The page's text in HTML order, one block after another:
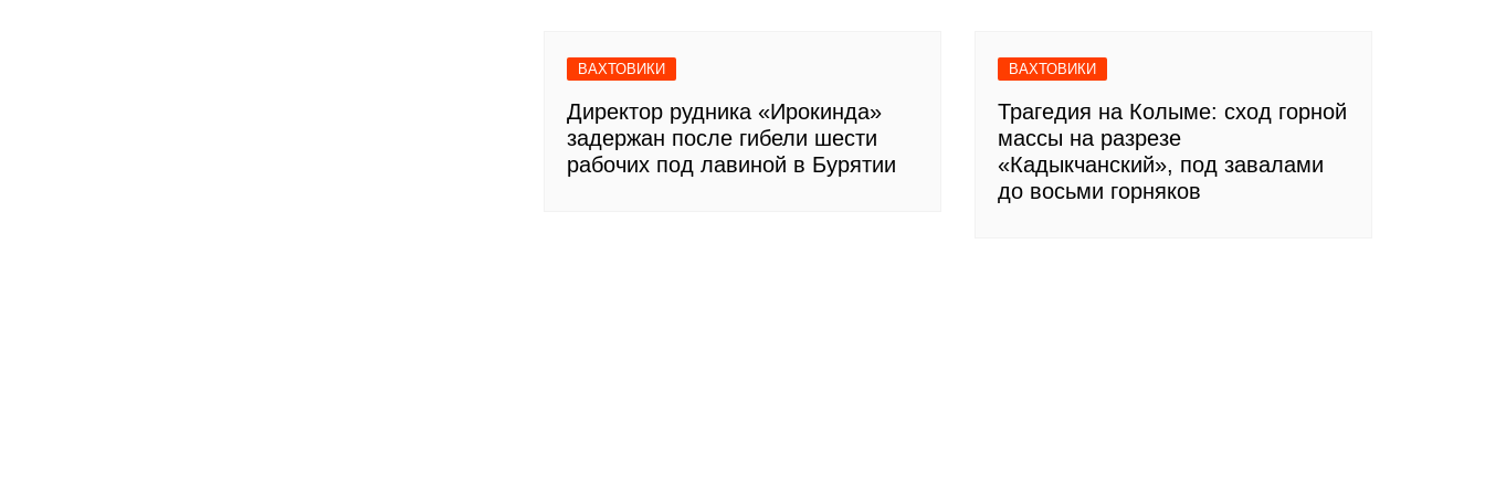
ВАХТОВИКИ
Директор рудника «Ирокинда»
задержан после гибели шести
рабочих под лавиной в Бурятии
ВАХТОВИКИ
Трагедия на Колыме: сход горной
массы на разрезе
«Кадыкчанский», под завалами
до восьми горняков